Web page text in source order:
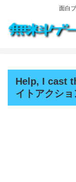
面白
Help, I cast
イトアクショ